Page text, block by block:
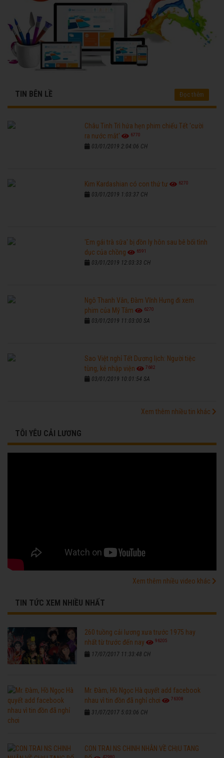
TIN BÊN LỀ Đọc thêm
Châu Tinh Trì hứa hẹn phim chiếu Tết 'cười
ra nước mắt'
6770
03/01/2019 2:04:06 CH
Kim Kardashian có con thứ tư 6270
03/01/2019 1:03:37 CH
'Em gái trà sữa' bị đồn ly hôn sau bê bối tình
dục của chồng
6591
03/01/2019 12:03:33 CH
Ngô Thanh Vân, Đàm Vĩnh Hưng đi xem
phim của Mỹ Tâm
6270
03/01/2019 11:03:00 SA
Sao Việt nghỉ Tết Dương lịch: Người tiệc
tùng, kẻ nhập viện
7682
03/01/2019 10:01:54 SA
Xem thêm nhiều tin khác
TÔI YÊU CẢI LƯƠNG
Xem thêm nhiều video khác
TIN TỨC XEM NHIỀU NHẤT
260 tuồng cải lương xưa trước 1975 hay
nhất từ trước đến nay
96205
17/07/2017 11:33:48 CH
Mr. Đàm, Hồ Ngọc Hà quyết add facebook
nhau vì tin đồn đã nghỉ chơi
76308
31/07/2017 5:03:06 CH
CON TRAI NS CHINH NHẪN VỀ CHỊU TANG
42980